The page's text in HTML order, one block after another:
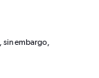
sin embargo,